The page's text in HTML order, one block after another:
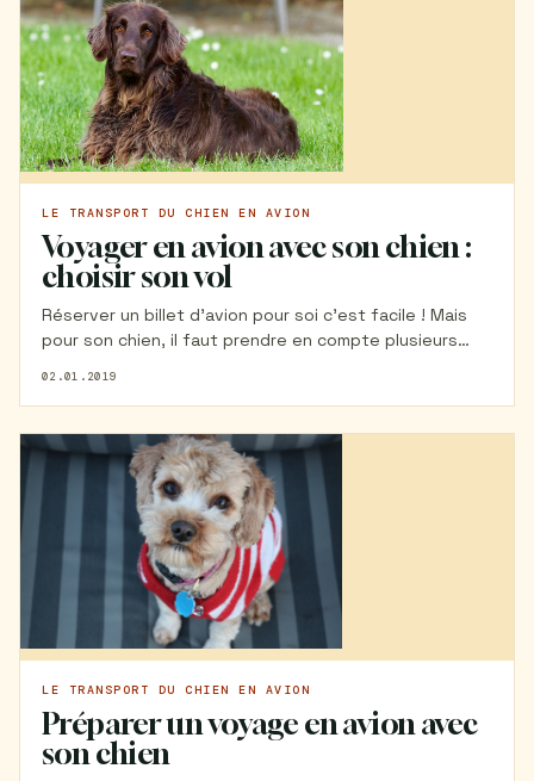
LE TRANSPORT DU CHIEN EN AVION
Voyager en avion avec son chien :
choisir son vol
Réserver un billet d'avion pour soi c'est facile ! Mais
pour son chien, il faut prendre en compte plusieurs
compagnie aérienne ? Quel vol choisir ? Je vous dis
tout ici.
02.01.2019
LE TRANSPORT DU CHIEN EN AVION
Préparer un voyage en avion avec
son chien